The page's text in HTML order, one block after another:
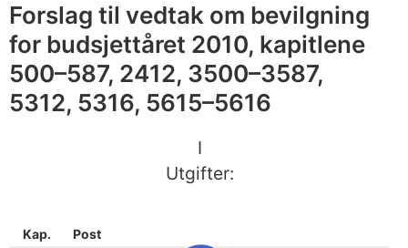
Forslag til vedtak om bevilgning
for budsjettåret 2010, kapitlene
500–587, 2412, 3500–3587,
5312, 5316, 5615–5616
I
Utgifter:
Kap. Post